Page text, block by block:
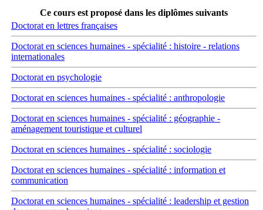
Ce cours est proposé dans les diplômes suivants
Doctorat en lettres françaises
Doctorat en sciences humaines - spécialité : histoire - relations
internationales
Doctorat en psychologie
Doctorat en sciences humaines - spécialité : anthropologie
Doctorat en sciences humaines - spécialité : géographie -
aménagement touristique et culturel
Doctorat en sciences humaines - spécialité : sociologie
Doctorat en sciences humaines - spécialité : information et
communication
Doctorat en sciences humaines - spécialité : leadership et gestion